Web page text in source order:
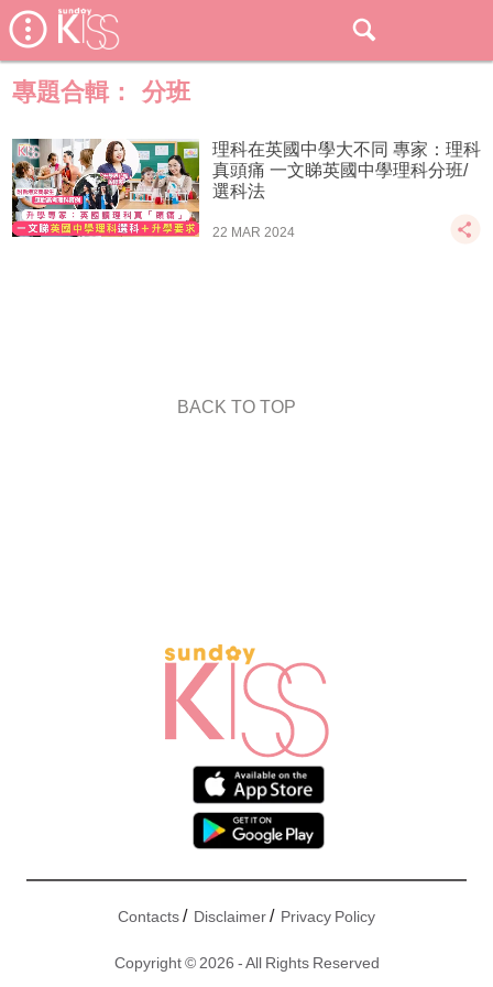
專題合輯： 分班
理科在英國中學大不同 專家：理科
真頭痛 一文睇英國中學理科分班/
選科法
22 MAR 2024
BACK TO TOP
Contacts/ Disclaimer/ Privacy Policy
Copyright © 2026 - All Rights Reserved